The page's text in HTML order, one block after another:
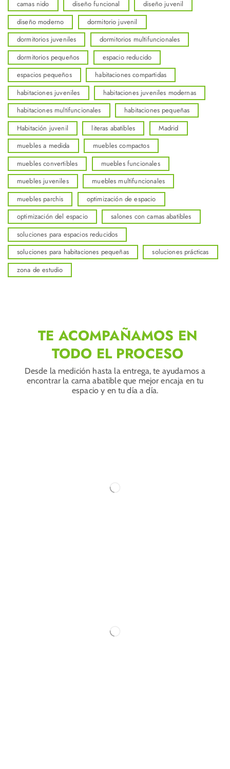
camas nido
diseño funcional
diseño juvenil
diseño moderno
dormitorio juvenil
dormitorios juveniles
dormitorios multifuncionales
dormitorios pequeños
espacio reducido
espacios pequeños
habitaciones compartidas
habitaciones juveniles
habitaciones juveniles modernas
habitaciones multifuncionales
habitaciones pequeñas
Habitación juvenil
literas abatibles
Madrid
muebles a medida
muebles compactos
muebles convertibles
muebles funcionales
muebles juveniles
muebles multifuncionales
muebles parchis
optimización de espacio
optimización del espacio
salones con camas abatibles
soluciones para espacios reducidos
soluciones para habitaciones pequeñas
soluciones prácticas
zona de estudio
TE ACOMPAÑAMOS EN
TODO EL PROCESO
Desde la medición hasta la entrega, te ayudamos a
encontrar la cama abatible que mejor encaja en tu
espacio y en tu día a día.